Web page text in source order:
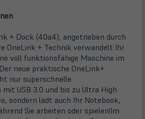
+ Dock (40a4), angetrieben durch
OneLink + Technik verwandelt Ihr
voll funktionsfähige Maschine im
neue praktische OneLink+
nur superschnelle
USB 3.0 und bis zu Ultra High
sondern lädt auch Ihr Notebook,
Sie arbeiten oder spielen!Im